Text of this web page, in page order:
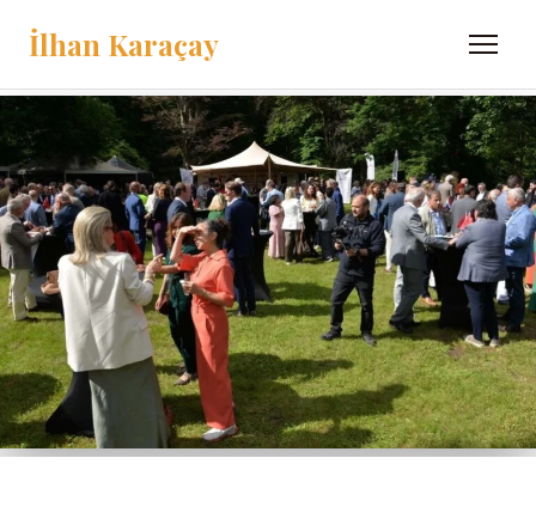
İlhan Karaçay Menü